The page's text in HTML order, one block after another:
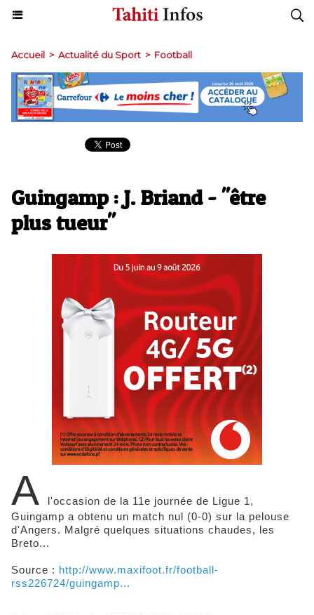
Accueil > Actualité du Sport > Football
Guingamp : J. Briand - "être
plus tueur"
A
l'occasion de la 11e journée de Ligue 1,
Guingamp a obtenu un match nul (0-0) sur la pelouse
d'Angers. Malgré quelques situations chaudes, les
Breto...
Source : http://www.maxifoot.fr/football-
rss226724/guingamp...